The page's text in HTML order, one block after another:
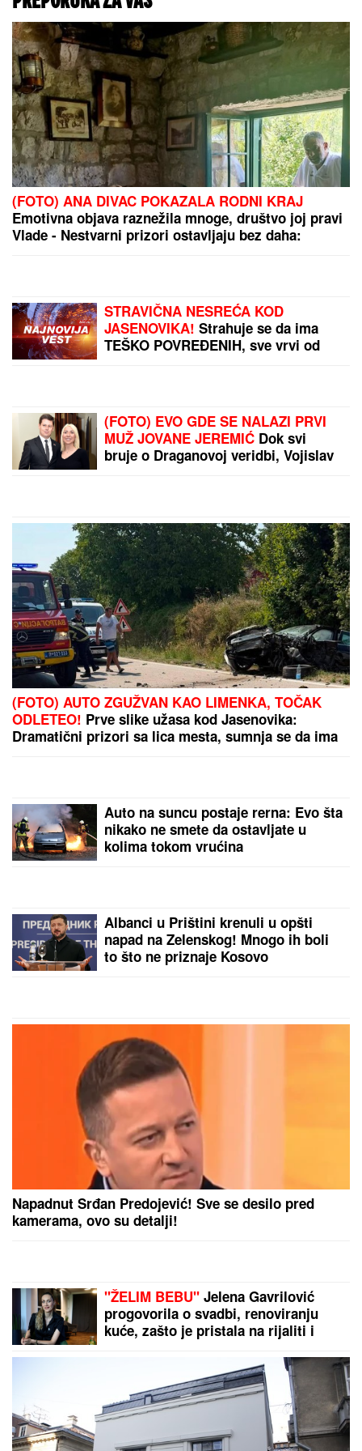
KURTI UDARA SRBE
TAMO GDE NAJVIŠE BOLI
Otkriveno šta stoji iza
nove odluke Prištine o
manastirima i crkvama:
"Ugrožen je fizički
opstanak ljudi"
ZEMLJOTRES POGODIO
Jedan od najpopularnijih
modela Golfa više se ne
može kupiti u komšiluku:
Evo zbog čega
PREPORUKA ZA VAS
(FOTO) ANA DIVAC POKAZALA RODNI KRAJ
STRAVIČNA NESREĆA KOD
JASENOVIKA!
TEŠKO POVREĐENIH, sve vrvi od
policije i Hitne pomoći (FOTO)
(FOTO) EVO GDE SE NALAZI PRVI
MUŽ JOVANE JEREMIĆ
Dok svi
bruje o Draganovoj veridbi, Vojislav
napustio Srbiju, a voditeljki je velika
podrška: "Brak nam je bio savršen"